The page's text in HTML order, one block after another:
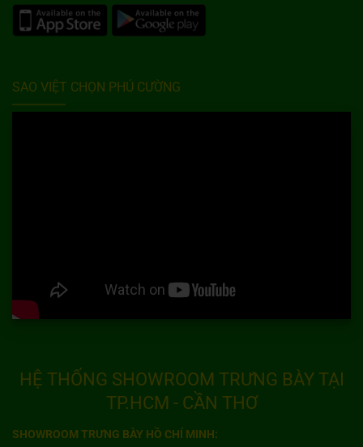
SAO VIỆT CHỌN PHÚ CƯỜNG
HỆ THỐNG SHOWROOM TRƯNG BÀY TẠI
TP.HCM - CẦN THƠ
SHOWROOM TRƯNG BÀY HỒ CHÍ MINH: